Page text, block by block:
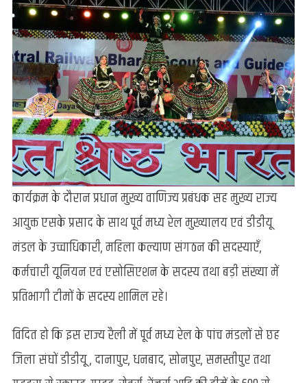
कार्यक्रम के दौरान प्रधान मुख्य वाणिज्य प्रबंधक सह मुख्य राज्य
आयुक्त एसके प्रसाद के साथ पूर्व मध्य रेल मुख्यालय एवं डीडीयू
मंडल के उच्चाधिकारी, महिला कल्याण संगठन की सदस्याएँ,
कर्मचारी यूनियन एवं एसोसिएशन के सदस्य तथा बड़ी संख्या में
प्रतिभागी टीमों के सदस्य शामिल रहे।
विदित हो कि इस राज्य रैली में पूर्व मध्य रेल के पांच मंडलों से छह
जिला संघों डीडीयू , दानापुर, धनबाद, सोनपुर, समस्तीपुर तथा